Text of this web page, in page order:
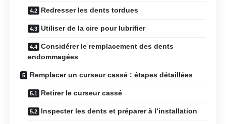
Redresser les dents tordues
Utiliser de la cire pour lubrifier
Considérer le remplacement des dents
endommagées
Remplacer un curseur cassé : étapes détaillées
Retirer le curseur cassé
Inspecter les dents et préparer à l’installation